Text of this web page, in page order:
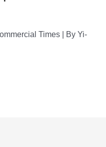
Times | By Yi-